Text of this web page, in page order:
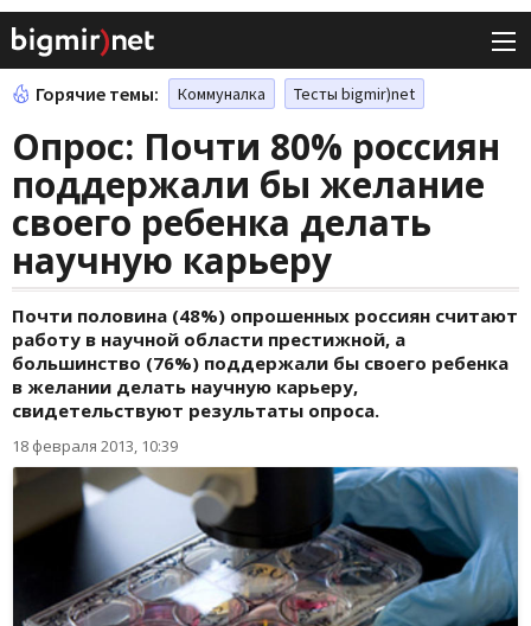
Горячие темы: Коммуналка Тесты bigmir)net
Опрос: Почти 80% россиян
поддержали бы желание
своего ребенка делать
научную карьеру
Почти половина (48%) опрошенных россиян считают
работу в научной области престижной, а
большинство (76%) поддержали бы своего ребенка
в желании делать научную карьеру,
свидетельствуют результаты опроса.
18 февраля 2013, 10:39